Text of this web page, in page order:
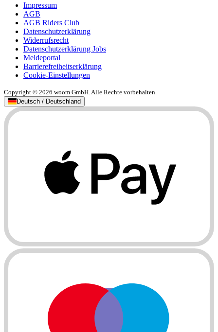
Impressum
AGB
AGB Riders Club
Datenschutzerklärung
Widerrufsrecht
Datenschutzerklärung Jobs
Meldeportal
Barrierefreiheitserklärung
Cookie-Einstellungen
Copyright © 2026 woom GmbH. Alle Rechte vorbehalten.
Deutsch / Deutschland